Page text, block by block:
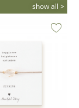
show all >